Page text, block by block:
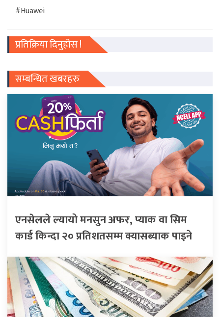
#Huawei
प्रतिक्रिया दिनुहोस !
सम्बन्धित खबरहरु
एनसेलले ल्यायो मनसुन अफर, प्याक वा सिम
कार्ड किन्दा २० प्रतिशतसम्म क्यासब्याक पाइने